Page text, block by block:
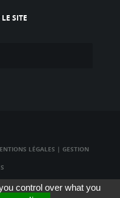
SITE
LÉGALES |GESTION
|TAIWAN WEBCAM LIVE
control over what you